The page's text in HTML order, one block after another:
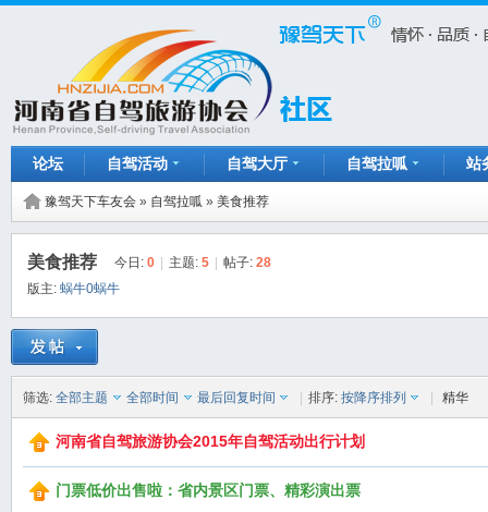
论坛 自驾活动 自驾大厅 自驾拉呱 站
豫驾天下车友会 » 自驾拉呱 » 美食推荐
美食推荐 今日: 0 主题: 5 帖子: 28
版主: 蜗牛0蜗牛
筛选: 全部主题 全部时间 最后回复时间 排序: 按降序排列 精华
河南省自驾旅游协会2015年自驾活动出行计划
门票低价出售啦：省内景区门票、精彩演出票